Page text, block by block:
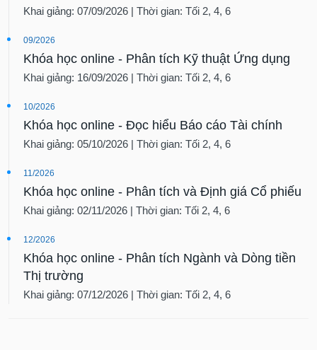
Khai giảng: 07/09/2026 | Thời gian: Tối 2, 4, 6
09/2026
Khóa học online - Phân tích Kỹ thuật Ứng dụng
Khai giảng: 16/09/2026 | Thời gian: Tối 2, 4, 6
10/2026
Khóa học online - Đọc hiểu Báo cáo Tài chính
Khai giảng: 05/10/2026 | Thời gian: Tối 2, 4, 6
11/2026
Khóa học online - Phân tích và Định giá Cổ phiếu
Khai giảng: 02/11/2026 | Thời gian: Tối 2, 4, 6
12/2026
Khóa học online - Phân tích Ngành và Dòng tiền
Thị trường
Khai giảng: 07/12/2026 | Thời gian: Tối 2, 4, 6